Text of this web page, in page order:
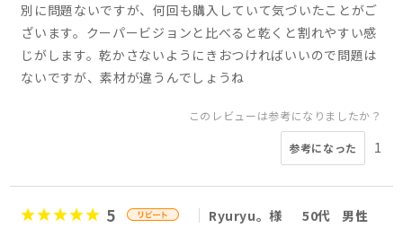
別に問題ないですが、何回も購入していて気づいたことがご
ざいます。クーパービジョンと比べると乾くと割れやすい感
じがします。乾かさないようにきおつければいいので問題は
ないですが、素材が違うんでしょうね
このレビューは参考になりましたか？
参考になった 1
5 Ryuryu。様 50代
男性